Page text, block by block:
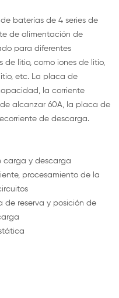
baterías de 4 series de
de alimentación de
para diferentes
litio, como iones de litio,
etc. La placa de
la corriente
alcanzar 60A, la placa de
de descarga.
carga y descarga
procesamiento de la
de reserva y posición de